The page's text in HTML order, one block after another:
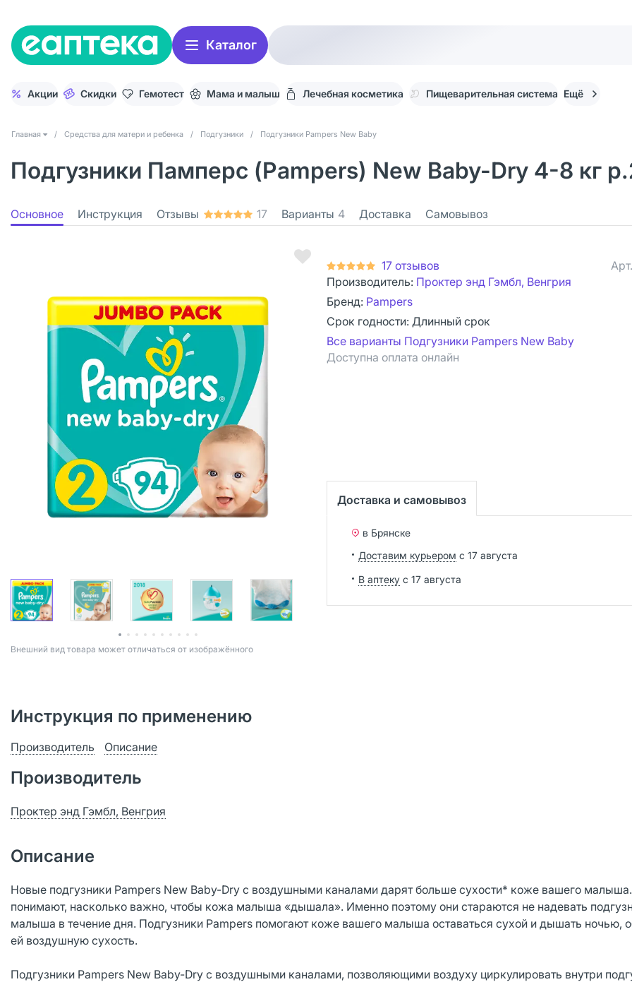
Каталог
Акции Скидки Гемотест Мама и малыш Лечебная косметика Пищеварительная система Ещё
Главная / Средства для матери и ребенка / Подгузники / Подгузники Pampers New Baby
Подгузники Памперс (Pampers) New Baby-Dry 4-8 кг
Основное Инструкция Отзывы 17 Варианты 4 Доставка Самовывоз
Bнешний вид товара может отличаться от изображённого
17 отзывов
Производитель: Проктер энд Гэмбл, Венгрия
Бренд: Pampers
Срок годности: Длинный срок
Все варианты Подгузники Pampers New Baby
Доступна оплата онлайн
Доставка и самовывоз
в Брянске
Доставим курьером с 17 августа
В аптеку с 17 августа
Инструкция по применению
Производитель Описание
Производитель
Проктер энд Гэмбл, Венгрия
Описание
Новые подгузники Pampers New Baby-Dry с воздушными каналами дарят больше сухости* коже вашего
понимают, насколько важно, чтобы кожа малыша «дышала». Именно поэтому они стараются не надевать
малыша в течение дня. Подгузники Pampers помогают коже вашего малыша оставаться сухой и дышать ночью,
ей воздушную сухость.
Подгузники Pampers New Baby-Dry с воздушными каналами, позволяющими воздуху циркулировать внутри